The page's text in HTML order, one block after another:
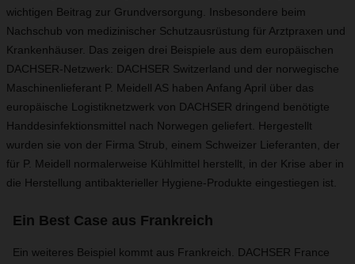
wichtigen Beitrag zur Grundversorgung. Insbesondere beim
Nachschub von medizinischer Schutzausrüstung für Arztpraxen und
Krankenhäuser. Das zeigen drei Beispiele aus dem europäischen
DACHSER-Netzwerk: DACHSER Switzerland und der norwegische
Maschinenlieferant P. Meidell AS haben Anfang April über das
europäische Logistiknetzwerk von DACHSER dringend benötigte
Handdesinfektionsmittel nach Norwegen geliefert. Hergestellt
wurden sie von der Firma Strub, einem Schweizer Lieferanten, der
für P. Meidell normalerweise Kühlmittel herstellt, in der Krise aber in
die Herstellung antibakterieller Hygiene-Produkte eingestiegen ist.
Ein Best Case aus Frankreich
Ein weiteres Beispiel kommt aus Frankreich. DACHSER France